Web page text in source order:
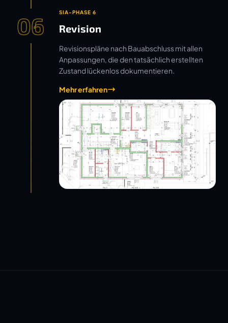
06 SIA-PHASE 6
Revision
Revisionspläne nach Bauabschluss mit allen
Anpassungen, die den tatsächlich erstellten
Zustand lückenlos dokumentieren.
Mehr erfahren